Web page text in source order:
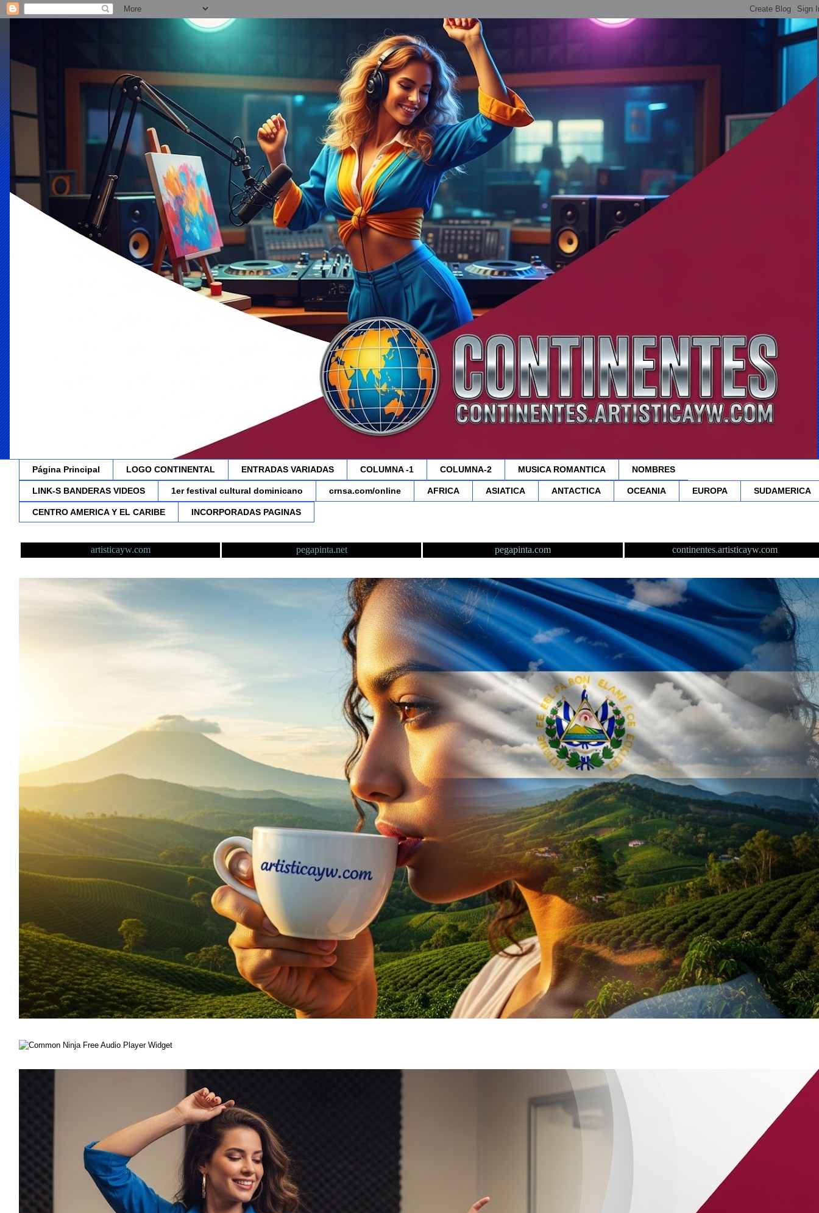
Página Principal LOGO CONTINENTAL ENTRADAS VARIADAS COLUMNA -1 COLUMNA-2 MUSICA ROMANTICA NOMBRES
LINK-S BANDERAS VIDEOS 1er festival cultural dominicano crnsa.com/online AFRICA ASIATICA ANTACTICA OCEANIA EUROPA SUDAMERICA
CENTRO AMERICA Y EL CARIBE INCORPORADAS PAGINAS
artisticayw.com pegapinta.net pegapinta.com continentes.artisticayw.com
Free Audio Player Widget